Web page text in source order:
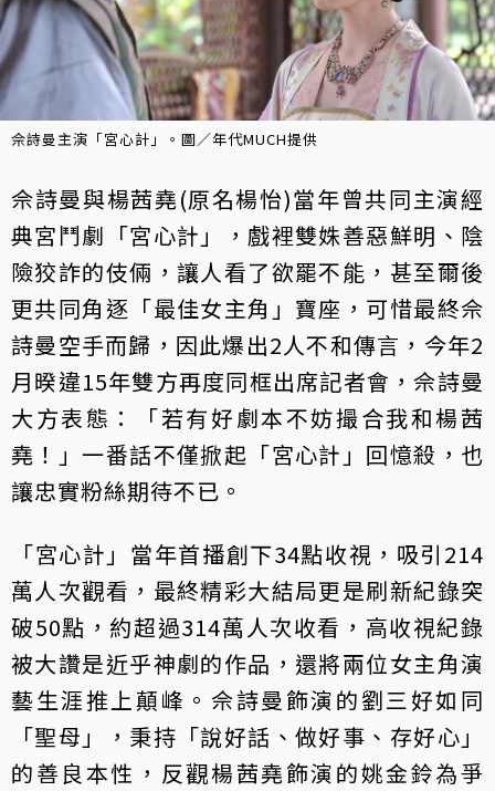
佘詩曼主演「宮心計」。圖／年代MUCH提供
佘詩曼與楊茜堯(原名楊怡)當年曾共同主演經
典宮鬥劇「宮心計」，戲裡雙姝善惡鮮明、陰
險狡詐的伎倆，讓人看了欲罷不能，甚至爾後
更共同角逐「最佳女主角」寶座，可惜最終佘
詩曼空手而歸，因此爆出2人不和傳言，今年2
月暌違15年雙方再度同框出席記者會，佘詩曼
大方表態：「若有好劇本不妨撮合我和楊茜
堯！」一番話不僅掀起「宮心計」回憶殺，也
讓忠實粉絲期待不已。
「宮心計」當年首播創下34點收視，吸引214
萬人次觀看，最終精彩大結局更是刷新紀錄突
破50點，約超過314萬人次收看，高收視紀錄
被大讚是近乎神劇的作品，還將兩位女主角演
藝生涯推上顛峰。佘詩曼飾演的劉三好如同
「聖母」，秉持「說好話、做好事、存好心」
的善良本性，反觀楊茜堯飾演的姚金鈴為爭